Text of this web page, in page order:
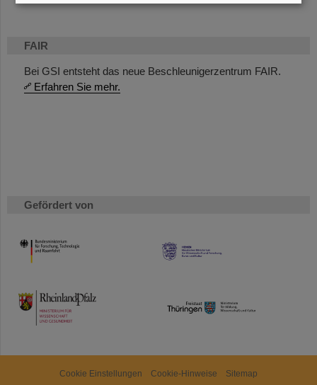
FAIR
Bei GSI entsteht das neue Beschleunigerzentrum FAIR.
Erfahren Sie mehr.
Gefördert von
HMWK
TMWWDG
Cookie Einstellungen Cookie-Hinweise Sitemap